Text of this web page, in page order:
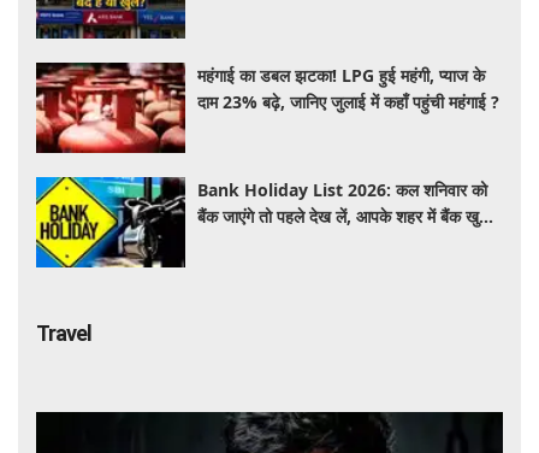
महंगाई का डबल झटका! LPG हुई महंगी, प्याज के
दाम 23% बढ़े, जानिए जुलाई में कहाँ पहुंची महंगाई ?
Bank Holiday List 2026: कल शनिवार को
बैंक जाएंगे तो पहले देख लें, आपके शहर में बैंक खुले
Travel